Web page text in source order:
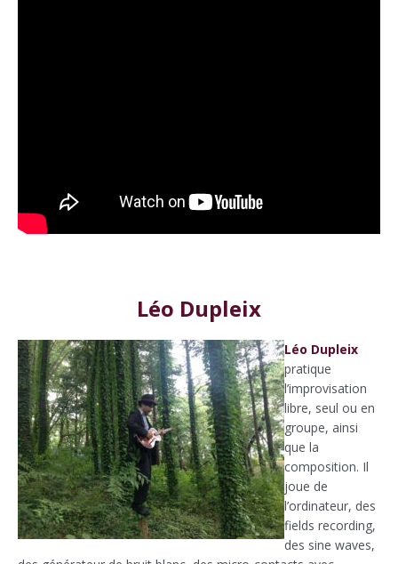
Léo Dupleix
Léo Dupleix
pratique
l’improvisation
libre, seul ou en
groupe, ainsi
que la
composition. Il
joue de
l’ordinateur, des
fields recording,
des sine waves,